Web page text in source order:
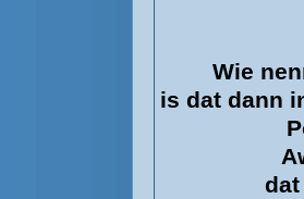
Wie
is dat dann